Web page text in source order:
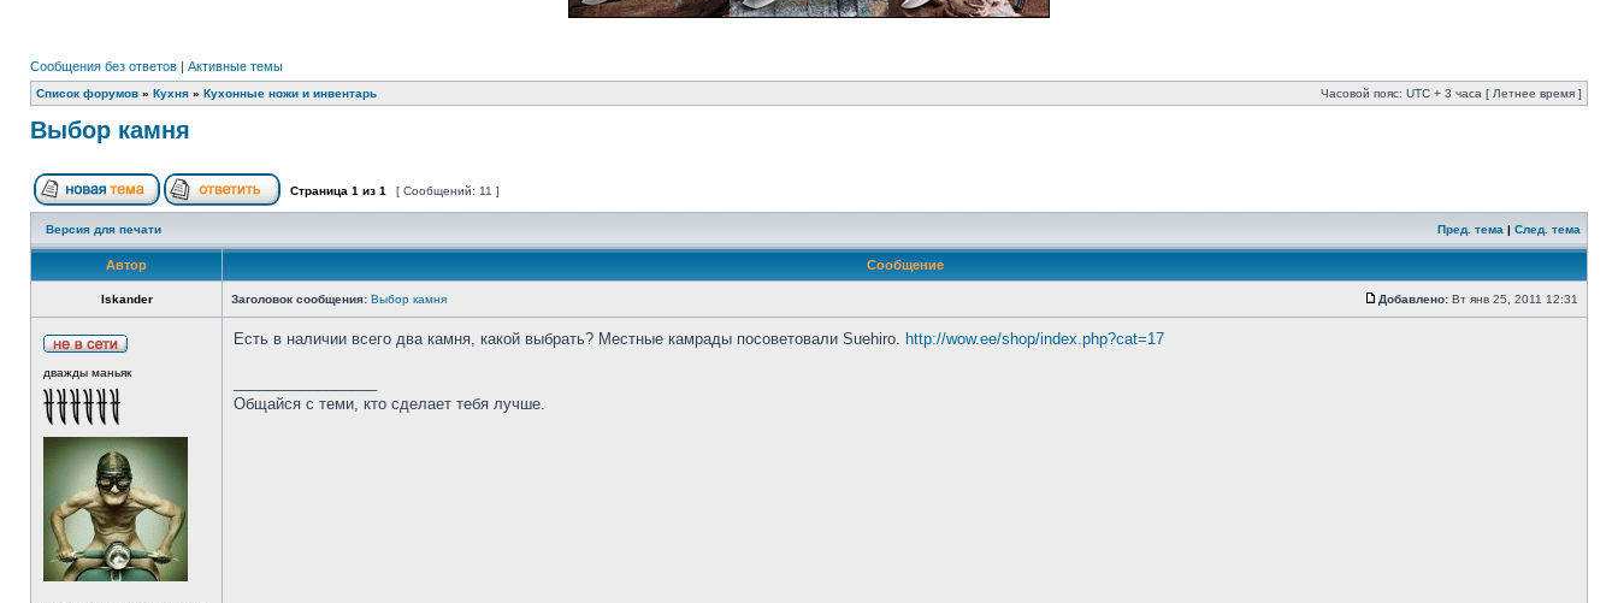
Сообщения без ответов | Активные темы
Список форумов » Кухня » Кухонные ножи и инвентарь Часовой пояс: UTC + 3 часа [ Летнее время ]
Выбор камня
Страница 1 из 1 [ Сообщений: 11 ]
Версия для печати Пред. тема | След. тема
Автор Сообщение
Iskander Заголовок сообщения: Выбор камня Добавлено: Вт янв 25, 2011 12:31
дважды маньяк
Есть в наличии всего два камня, какой выбрать? Местные камрады посоветовали Suehiro. http://wow.ee/shop/index.php?cat=17
Общайся с теми, кто сделает тебя лучше.